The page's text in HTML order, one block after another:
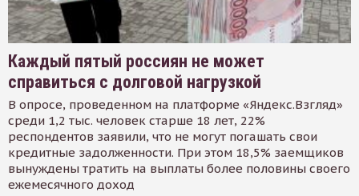
Каждый пятый россиян не может
справиться с долговой нагрузкой
В опросе, проведенном на платформе «Яндекс.Взгляд»
среди 1,2 тыс. человек старше 18 лет, 22%
респондентов заявили, что не могут погашать свои
кредитные задолженности. При этом 18,5% заемщиков
вынуждены тратить на выплаты более половины своего
ежемесячного доход